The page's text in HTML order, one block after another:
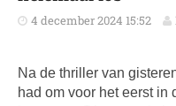
4 december 2024 15:52
Na de thriller van
had om voor het eerst in